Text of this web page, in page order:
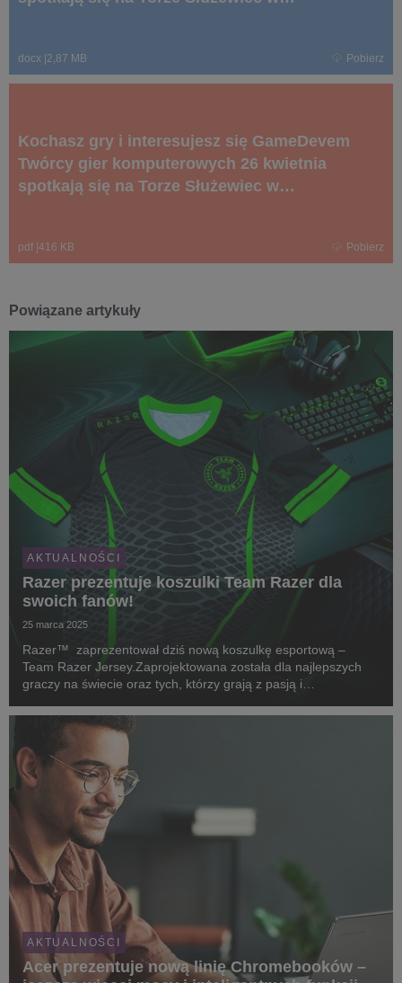
docx 2,87 MB Pobierz
Kochasz gry i interesujesz się GameDevem
Twórcy gier komputerowych 26 kwietnia
spotkają się na Torze Służewiec w
pdf 416 KB Pobierz
Powiązane artykuły
AKTUALNOŚCI
Razer prezentuje koszulki Team Razer dla
swoich fanów!
25 marca 2025
Razer™ zaprezentował dziś nową koszulkę esportową –
Team Razer Jersey.Zaprojektowana została dla najlepszych
graczy na świecie oraz tych, którzy grają z pasją i
AKTUALNOŚCI
Acer prezentuje nową linię Chromebooków –